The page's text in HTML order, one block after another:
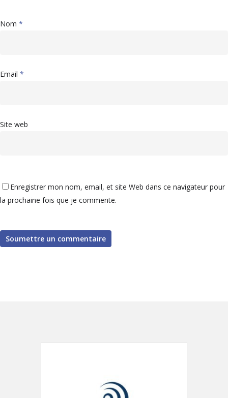
Nom *
Email *
Site web
Enregistrer mon nom, email, et site Web dans ce navigateur pour
la prochaine fois que je commente.